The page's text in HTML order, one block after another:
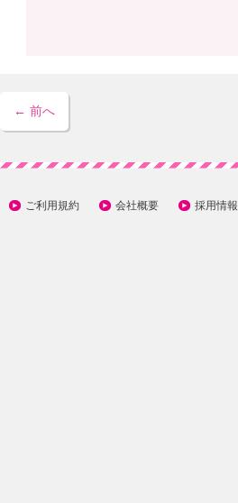
← 前へ
ご利用規約 会社概要 採用情報